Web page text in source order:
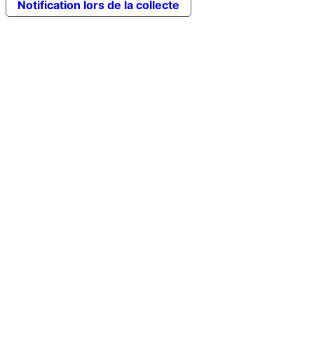
Notification lors de la collecte